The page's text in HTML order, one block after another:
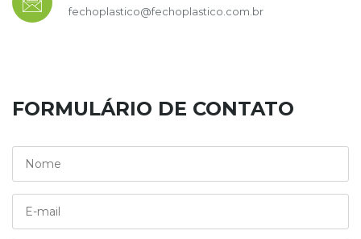
fechoplastico@fechoplastico.com.br
FORMULÁRIO DE CONTATO